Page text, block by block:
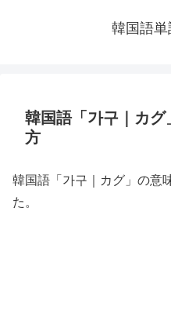
韓国語
韓国語「가구｜カ
方
韓国語「가구｜カグ」の意
た。